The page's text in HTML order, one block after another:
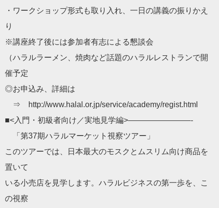
・ワークショップ形式も取り入れ、一日の講義の振りかえ
り
※講座終了後には参加者有志による懇談会
（ハラルラーメン、焼肉など話題のハラルレストランで開
催予定
◎お申込み、詳細は
⇒ http://www.halal.or.jp/service/academy/regist.html
■<入門・初級者向け／実地見学編>————————-
「第37期ハラルマーケット視察ツアー」
このツアーでは、日本最大のモスクとムスリム向け商品を
置いて
いる小売店を見学します。ハラルビジネスの第一歩を、こ
の視察